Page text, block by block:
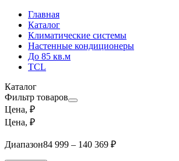
Главная
Каталог
Климатические системы
Настенные кондиционеры
До 85 кв.м
TCL
Каталог
Фильтр товаров
Цена, ₽
Цена, ₽
Диапазон84 999 – 140 369 ₽